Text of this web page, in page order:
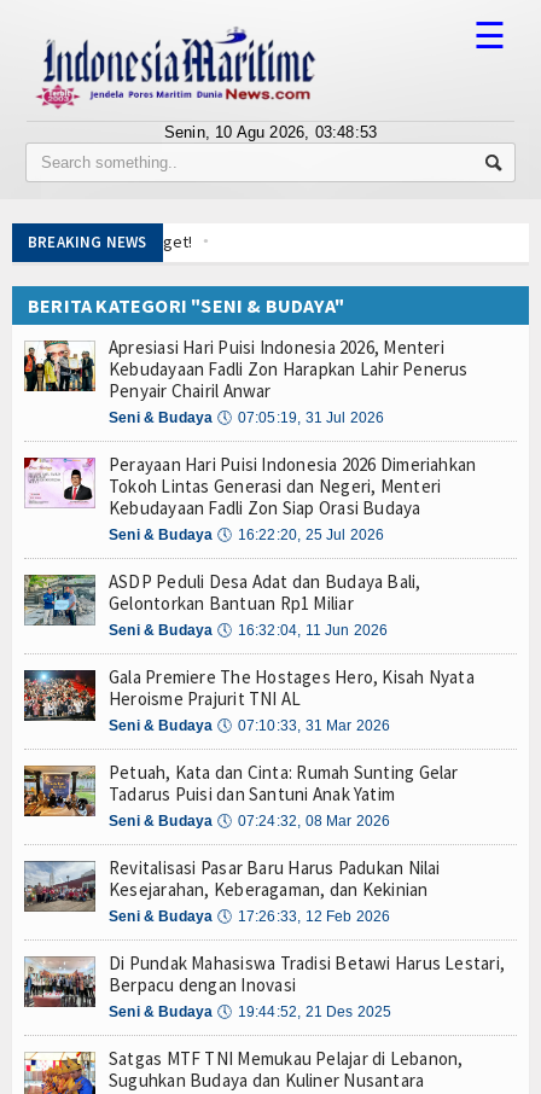
Tentang Kami
Berita
Bisnis
BUMN
Edukasi
Ekspose
Hankam
Hukum
Internasional
Kelautan dan Perikanan
Kesehatan
Khazanah
Logistik
Nasional
News
Olahraga
☰
Senin, 10 Agu 2026, 03:48:54
BREAKING NEWS
Gelorakan Semangat Merah Putih di Pesisir,
Gubernur Pramono Luncurkan Call Centre
Ekspedisi Rupiah Berdaulat, KRI Terapang-648
TNI AL Ajak Warga Makassar Seru-seruan
Bawa 1,3 Ton Narkoba, Kapal Berbendera
Wuiih.. Lele Bandung Mendunia, Tembus Pasar
Pembangunan Kapal Selam Scorpene Evolved
KRI Terapang-648 Tiba di Pulau Sapudi, Edukasi
Kapal Siluman KRI Golok-688 Bikin Heboh
Gelorakan Semangat Merah Putih di Pesisir,
Menaker: Balai K3 Garda Terdepan Pencegahan
Gubernur Pramono Luncurkan Call Centre
Ekspedisi Rupiah Berdaulat, KRI Terapang-648
Bawa 1,3 Ton Narkoba, Kapal Berbendera
Wuiih.. Lele Bandung Mendunia, Tembus Pasar
Pembangunan Kapal Selam Scorpene Evolved
KRI Terapang-648 Tiba di Pulau Sapudi, Edukasi
Kapal Siluman KRI Golok-688 Bikin Heboh
Gelorakan Semangat Merah Putih di Pesisir,
Menaker: Balai K3 Garda Terdepan Pencegahan
Gubernur Pramono Luncurkan Call Centre
Ekspedisi Rupiah Berdaulat, KRI Terapang-648
TNI AL Ajak Warga Makassar Seru-seruan
Bawa 1,3 Ton Narkoba, Kapal Berbendera
Wuiih.. Lele Bandung Mendunia, Tembus Pasar
Pembangunan Kapal Selam Scorpene Evolved
KRI Terapang-648 Tiba di Pulau Sapudi, Edukasi
Kapal Siluman KRI Golok-688 Bikin Heboh
BERITA KATEGORI "SENI & BUDAYA"
Apresiasi Hari Puisi Indonesia 2026, Menteri
Kebudayaan Fadli Zon Harapkan Lahir Penerus
Penyair Chairil Anwar
Seni & Budaya 🕔 07:05:19, 31 Jul 2026
Perayaan Hari Puisi Indonesia 2026 Dimeriahkan
Tokoh Lintas Generasi dan Negeri, Menteri
Kebudayaan Fadli Zon Siap Orasi Budaya
Seni & Budaya 🕔 16:22:20, 25 Jul 2026
ASDP Peduli Desa Adat dan Budaya Bali,
Gelontorkan Bantuan Rp1 Miliar
Seni & Budaya 🕔 16:32:04, 11 Jun 2026
Gala Premiere The Hostages Hero, Kisah Nyata
Heroisme Prajurit TNI AL
Seni & Budaya 🕔 07:10:33, 31 Mar 2026
Petuah, Kata dan Cinta: Rumah Sunting Gelar
Tadarus Puisi dan Santuni Anak Yatim
Seni & Budaya 🕔 07:24:32, 08 Mar 2026
Revitalisasi Pasar Baru Harus Padukan Nilai
Kesejarahan, Keberagaman, dan Kekinian
Seni & Budaya 🕔 17:26:33, 12 Feb 2026
Di Pundak Mahasiswa Tradisi Betawi Harus Lestari,
Berpacu dengan Inovasi
Seni & Budaya 🕔 19:44:52, 21 Des 2025
Satgas MTF TNI Memukau Pelajar di Lebanon,
Suguhkan Budaya dan Kuliner Nusantara